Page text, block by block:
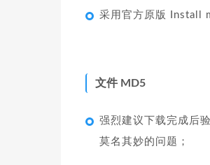
采用官方原版 Install
文件 MD5
强烈建议下载完成后
莫名其妙的问题；